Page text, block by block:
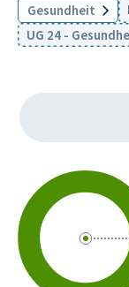
Gesundheit
UG 24 -